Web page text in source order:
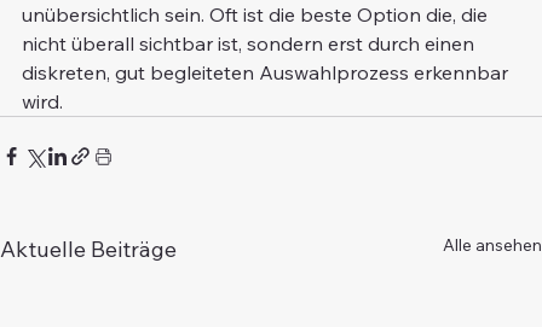
unübersichtlich sein. Oft ist die beste Option die, die
nicht überall sichtbar ist, sondern erst durch einen
diskreten, gut begleiteten Auswahlprozess erkennbar
wird.
Aktuelle Beiträge Alle ansehen